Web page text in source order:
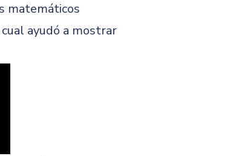
matemáticos
ayudó a mostrar